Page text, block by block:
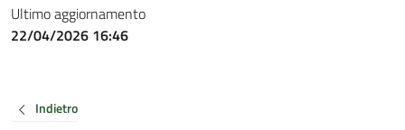
Ultimo aggiornamento
22/04/2026 16:46
Indietro